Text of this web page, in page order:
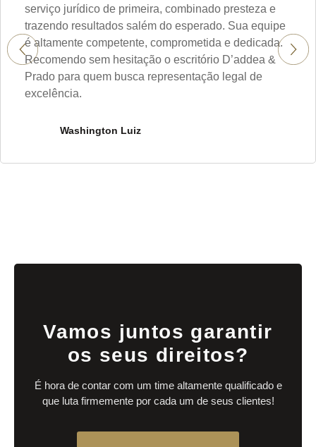
serviço jurídico de primeira, combinado presteza e
trazendo resultados salém do esperado. Sua equipe
é altamente competente, comprometida e dedicada.
Recomendo sem hesitação o escritório D’addea &
Prado para quem busca representação legal de
excelência.
Washington Luiz
Vamos juntos garantir
os seus direitos?
É hora de contar com um time altamente qualificado e
que luta firmemente por cada um de seus clientes!